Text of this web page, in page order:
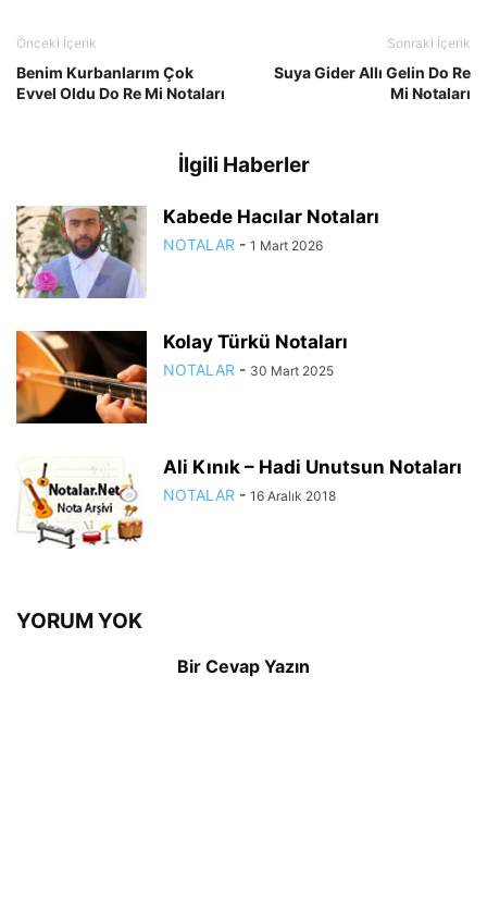
Önceki İçerik
Benim Kurbanlarım Çok
Evvel Oldu Do Re Mi Notaları
Sonraki İçerik
Suya Gider Allı Gelin Do Re
Mi Notaları
İlgili Haberler
Kabede Hacılar Notaları
NOTALAR - 1 Mart 2026
Kolay Türkü Notaları
NOTALAR - 30 Mart 2025
Ali Kınık – Hadi Unutsun Notaları
NOTALAR - 16 Aralık 2018
YORUM YOK
Bir Cevap Yazın